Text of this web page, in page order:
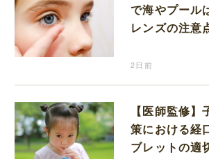
で海やプール
レンズの注意
2日前
【医師監修
策における経
ブレットの適